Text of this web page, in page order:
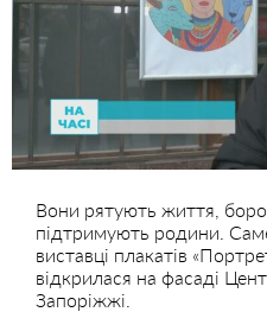
Вони рятують життя,
підтримують родини.
виставці плакатів
відкрилася на фасаді
Запоріжжі.